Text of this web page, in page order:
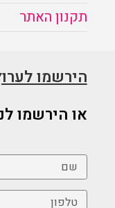
תקנון האתר
הירשמו
או הירשמו